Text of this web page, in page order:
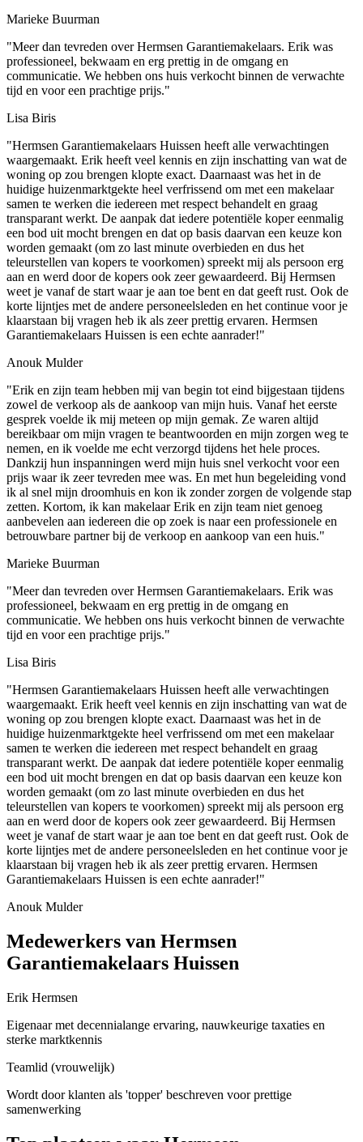
Marieke Buurman
"Meer dan tevreden over Hermsen Garantiemakelaars. Erik was
professioneel, bekwaam en erg prettig in de omgang en
communicatie. We hebben ons huis verkocht binnen de verwachte
tijd en voor een prachtige prijs."
Lisa Biris
"Hermsen Garantiemakelaars Huissen heeft alle verwachtingen
waargemaakt. Erik heeft veel kennis en zijn inschatting van wat de
woning op zou brengen klopte exact. Daarnaast was het in de
huidige huizenmarktgekte heel verfrissend om met een makelaar
samen te werken die iedereen met respect behandelt en graag
transparant werkt. De aanpak dat iedere potentiële koper eenmalig
een bod uit mocht brengen en dat op basis daarvan een keuze kon
worden gemaakt (om zo last minute overbieden en dus het
teleurstellen van kopers te voorkomen) spreekt mij als persoon erg
aan en werd door de kopers ook zeer gewaardeerd. Bij Hermsen
weet je vanaf de start waar je aan toe bent en dat geeft rust. Ook de
korte lijntjes met de andere personeelsleden en het continue voor je
klaarstaan bij vragen heb ik als zeer prettig ervaren. Hermsen
Garantiemakelaars Huissen is een echte aanrader!"
Anouk Mulder
"Erik en zijn team hebben mij van begin tot eind bijgestaan tijdens
zowel de verkoop als de aankoop van mijn huis. Vanaf het eerste
gesprek voelde ik mij meteen op mijn gemak. Ze waren altijd
bereikbaar om mijn vragen te beantwoorden en mijn zorgen weg te
nemen, en ik voelde me echt verzorgd tijdens het hele proces.
Dankzij hun inspanningen werd mijn huis snel verkocht voor een
prijs waar ik zeer tevreden mee was. En met hun begeleiding vond
ik al snel mijn droomhuis en kon ik zonder zorgen de volgende stap
zetten. Kortom, ik kan makelaar Erik en zijn team niet genoeg
aanbevelen aan iedereen die op zoek is naar een professionele en
betrouwbare partner bij de verkoop en aankoop van een huis."
Marieke Buurman
"Meer dan tevreden over Hermsen Garantiemakelaars. Erik was
professioneel, bekwaam en erg prettig in de omgang en
communicatie. We hebben ons huis verkocht binnen de verwachte
tijd en voor een prachtige prijs."
Lisa Biris
"Hermsen Garantiemakelaars Huissen heeft alle verwachtingen
waargemaakt. Erik heeft veel kennis en zijn inschatting van wat de
woning op zou brengen klopte exact. Daarnaast was het in de
huidige huizenmarktgekte heel verfrissend om met een makelaar
samen te werken die iedereen met respect behandelt en graag
transparant werkt. De aanpak dat iedere potentiële koper eenmalig
een bod uit mocht brengen en dat op basis daarvan een keuze kon
worden gemaakt (om zo last minute overbieden en dus het
teleurstellen van kopers te voorkomen) spreekt mij als persoon erg
aan en werd door de kopers ook zeer gewaardeerd. Bij Hermsen
weet je vanaf de start waar je aan toe bent en dat geeft rust. Ook de
korte lijntjes met de andere personeelsleden en het continue voor je
klaarstaan bij vragen heb ik als zeer prettig ervaren. Hermsen
Garantiemakelaars Huissen is een echte aanrader!"
Anouk Mulder
Medewerkers van Hermsen
Garantiemakelaars Huissen
Erik Hermsen
Eigenaar met decennialange ervaring, nauwkeurige taxaties en
sterke marktkennis
Teamlid (vrouwelijk)
Wordt door klanten als 'topper' beschreven voor prettige
samenwerking